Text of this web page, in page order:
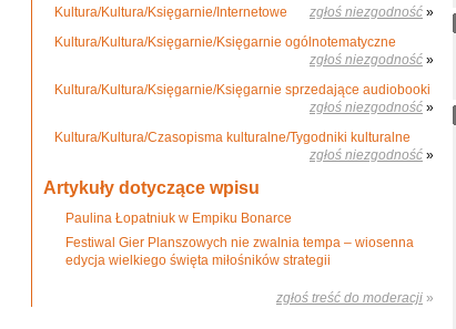
Kultura/Kultura/Księgarnie/Internetowe
zgłoś niezgodność »
Kultura/Kultura/Księgarnie/Księgarnie ogólnotematyczne
zgłoś niezgodność »
Kultura/Kultura/Księgarnie/Księgarnie sprzedające audiobooki
zgłoś niezgodność »
Kultura/Kultura/Czasopisma kulturalne/Tygodniki kulturalne
zgłoś niezgodność »
Artykuły dotyczące wpisu
Paulina Łopatniuk w Empiku Bonarce
Festiwal Gier Planszowych nie zwalnia tempa – wiosenna
edycja wielkiego święta miłośników strategii
zgłoś treść do moderacji »